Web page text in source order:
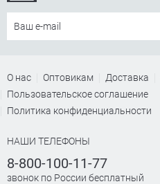
О нас Оптовикам Доставка
Пользовательское соглашение
Политика конфиденциальности
НАШИ ТЕЛЕФОНЫ
8-800-100-11-77
звонок по России бесплатный